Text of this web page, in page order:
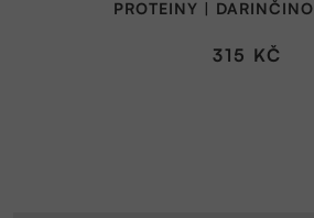
PROTEINY |
315 KČ